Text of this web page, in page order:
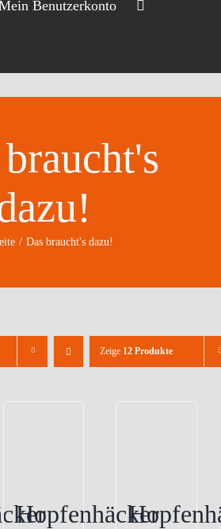
Benutzerkonto
Das braucht's dazu!
Zeige 12 Produkte
Hopfenhäcker